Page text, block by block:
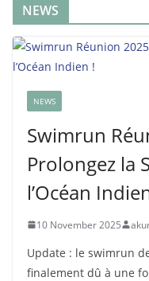
NEWS
NEWS
Swimrun
Prolongez la
l’Océan
10 November 2025
Update : le swimrun
finalement dû à une